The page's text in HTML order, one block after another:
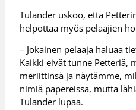
Tulander uskoo, että
helpottaa myös pelaajien
– Jokainen pelaaja haluaa
Kaikki eivät tunne Petteriä,
meriittinsä ja näytämme,
nimiä papereissa, mutta
Tulander lupaa.